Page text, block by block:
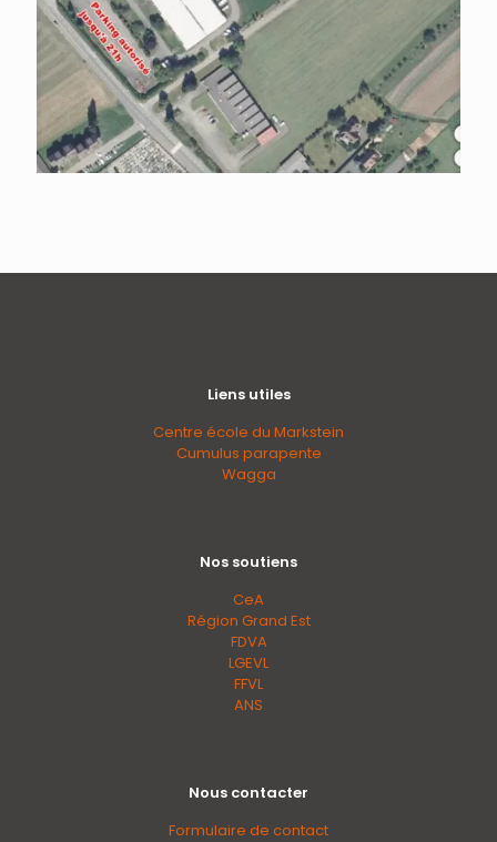
Liens utiles
Centre école du Markstein
Cumulus parapente
Wagga
Nos soutiens
CeA
Région Grand Est
FDVA
LGEVL
FFVL
ANS
Nous contacter
Formulaire de contact